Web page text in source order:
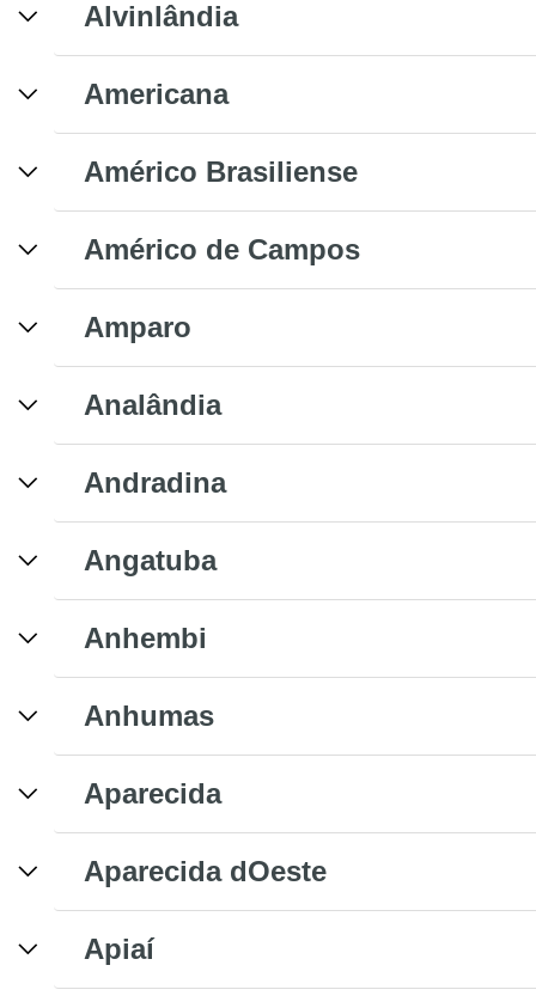
Alvinlândia
Americana
Américo Brasiliense
Américo de Campos
Amparo
Analândia
Andradina
Angatuba
Anhembi
Anhumas
Aparecida
Aparecida dOeste
Apiaí